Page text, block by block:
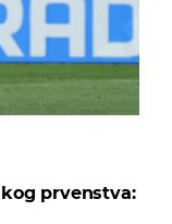
prvenstva: